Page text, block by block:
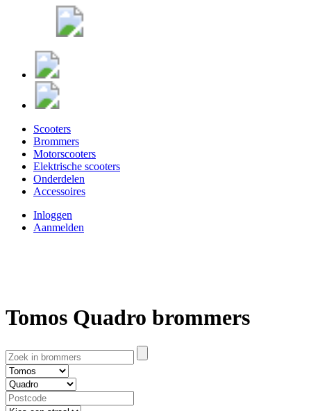
Scooters
Brommers
Motorscooters
Elektrische scooters
Onderdelen
Accessoires
Inloggen
Aanmelden
Tomos Quadro brommers